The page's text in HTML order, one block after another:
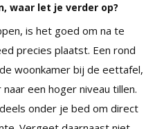
waar let je verder op?
is het goed om na te
precies plaatst. Een rond
woonkamer bij de eettafel,
een hoger niveau tillen.
onder je bed om direct